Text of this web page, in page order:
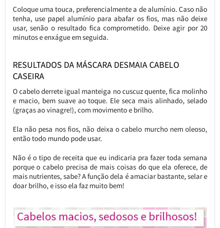
Coloque uma touca, preferencialmente a de alumínio. Caso não
tenha, use papel alumínio para abafar os fios, mas não deixe
usar, senão o resultado fica comprometido. Deixe agir por 20
minutos e enxágue em seguida.
RESULTADOS DA MÁSCARA DESMAIA CABELO
CASEIRA
O cabelo derrete igual manteiga no cuscuz quente, fica molinho
e macio, bem suave ao toque. Ele seca mais alinhado, selado
(graças ao vinagre!), com movimento e brilho.
Ela não pesa nos fios, não deixa o cabelo murcho nem oleoso,
então todo mundo pode usar.
Não é o tipo de receita que eu indicaria pra fazer toda semana
porque o cabelo precisa de mais coisas do que ela oferece, de
mais nutrientes, sabe? A função dela é amaciar bastante, selar e
doar brilho, e isso ela faz muito bem!